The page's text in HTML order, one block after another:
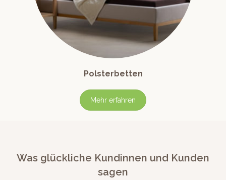
Polsterbetten
Mehr erfahren
Was glückliche Kundinnen und Kunden
sagen